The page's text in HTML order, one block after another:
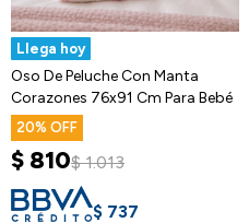
Llega hoy
Oso De Peluche Con Manta
Corazones 76x91 Cm Para Bebé
20
$ 810$ 1.013
$ 737